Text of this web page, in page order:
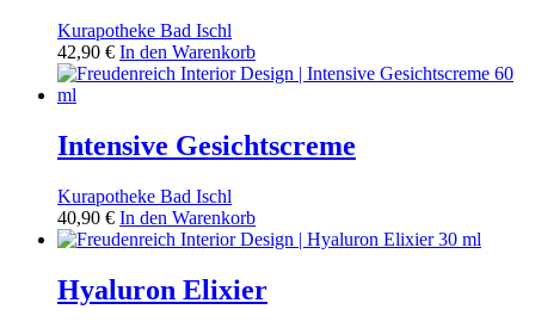
Kurapotheke Bad Ischl
42,90 € In den Warenkorb
Intensive Gesichtscreme
Kurapotheke Bad Ischl
40,90 € In den Warenkorb
Hyaluron Elixier